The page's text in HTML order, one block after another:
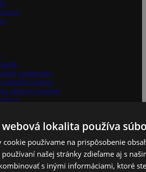
podmienky
údajov
súborov cookies
2026
lokalita používa
cookie používame na prispôsobenie
používaní našej stránky zdieľame aj s
s inými informáciami, ktoré